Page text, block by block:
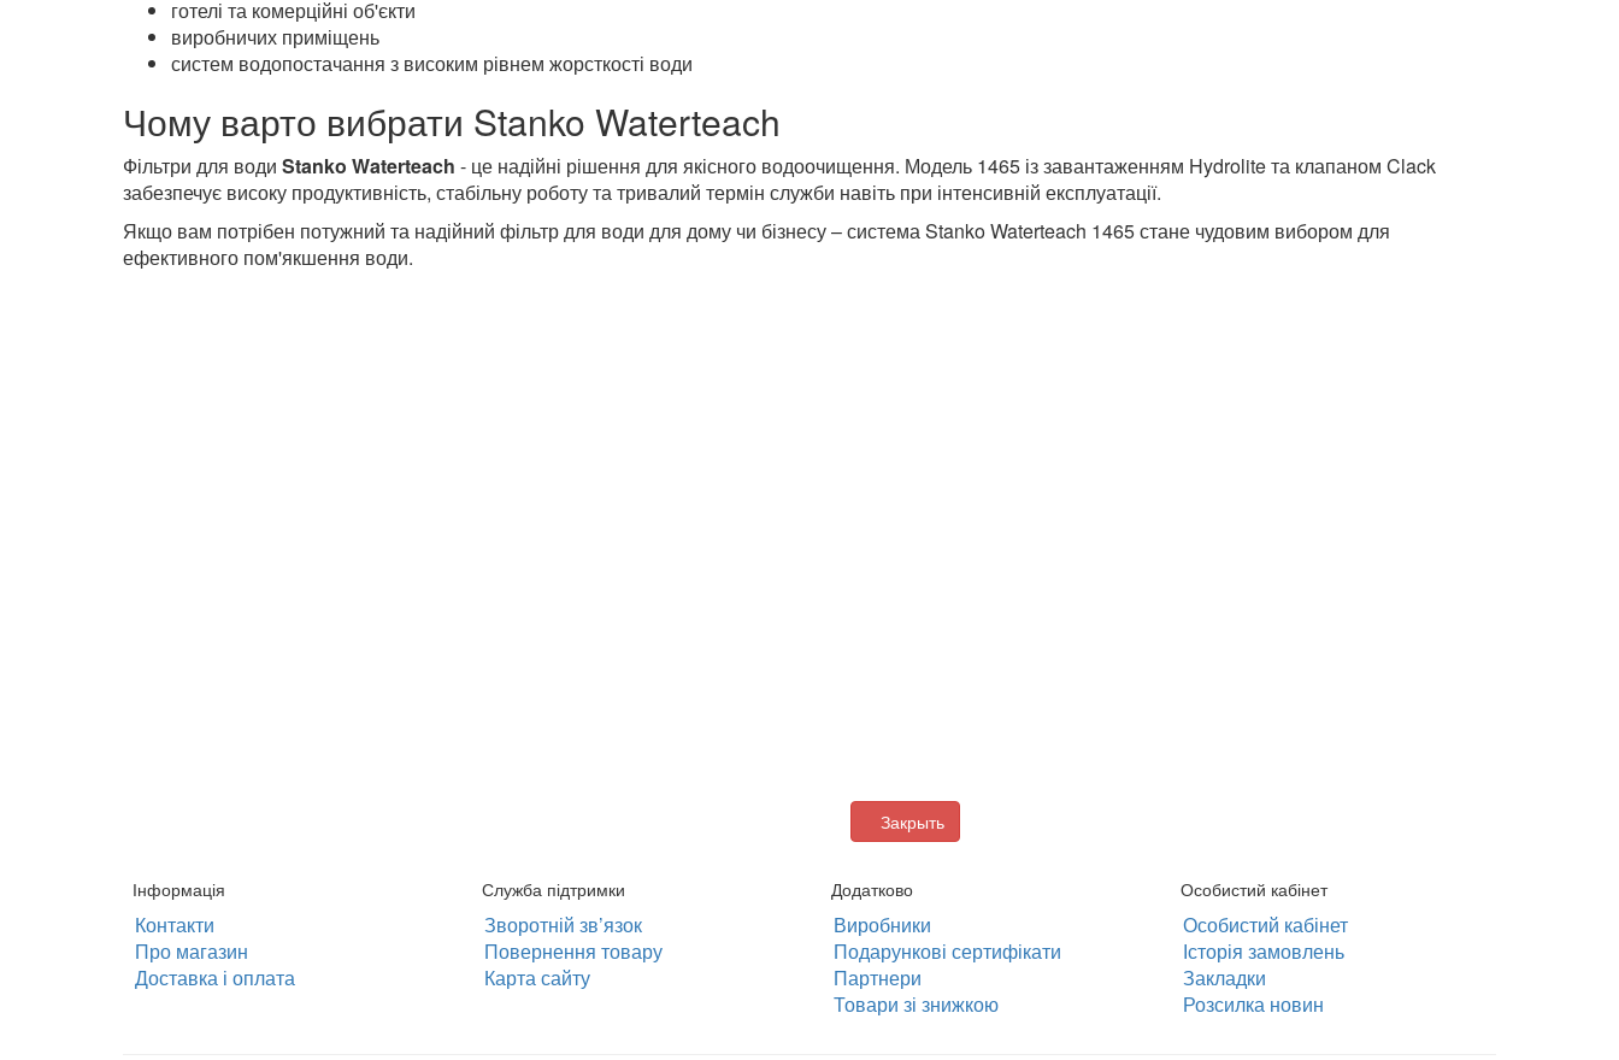
Де використовується
приватних будинків та котеджів
готелі та комерційні об'єкти
виробничих приміщень
систем водопостачання з високим рівнем жорсткості води
Чому варто вибрати Stanko Waterteach
Закрыть